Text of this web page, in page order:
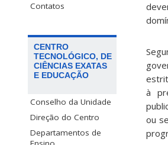
Contatos
CENTRO
TECNOLÓGICO, DE
CIÊNCIAS EXATAS
E EDUCAÇÃO
Conselho da Unidade
Direção do Centro
Departamentos de
à
ou